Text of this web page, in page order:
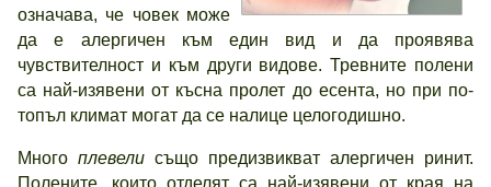
означава, че човек може
да е алергичен към един вид и да проявява
чувствителност и към други видове. Тревните полени
са най-изявени от късна пролет до есента, но при по-
топъл климат могат да се налице целогодишно.
Много плевели също предизвикват алергичен ринит.
Полените, които отделят са най-изявени от края на